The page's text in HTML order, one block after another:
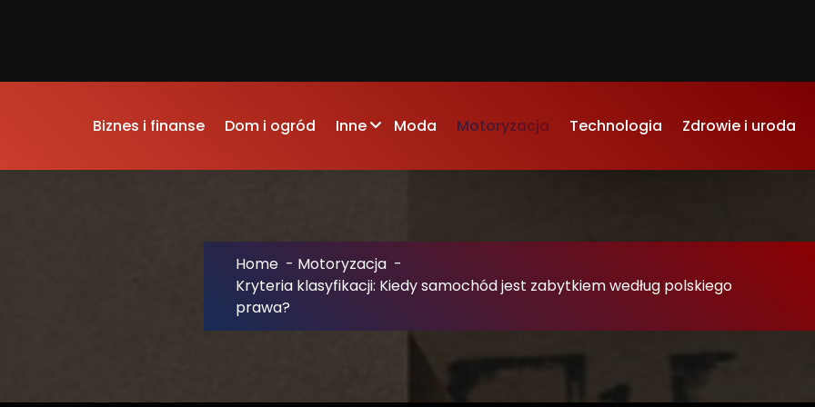
Biznes i finanse Dom i ogród Inne Moda Motoryzacja Technologia Zdrowie i uroda
Home - Motoryzacja -
Kryteria klasyfikacji: Kiedy samochód jest zabytkiem według polskiego
prawa?